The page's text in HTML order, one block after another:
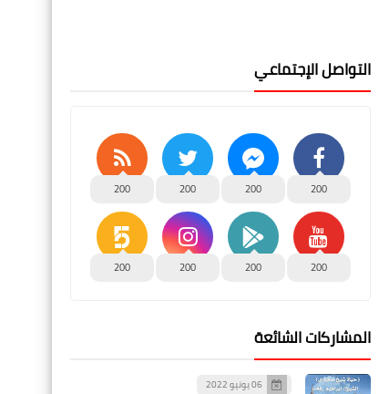
التواصل الإجتماعي
200
200
200
200
200
200
200
200
المشاركات الشائعة
06 يونيو 2022